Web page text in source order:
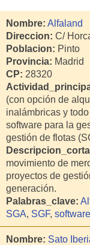
Nombre: Alfaland
Direccion: C/
Poblacion: Pinto
Provincia: Madrid
CP: 28320
(con opción de
inalámbricas y
software para la
gestión de flotas
movimiento de
proyectos de
generación.
Palabras_clave:
SGA, SGF, software
Nombre: Sato